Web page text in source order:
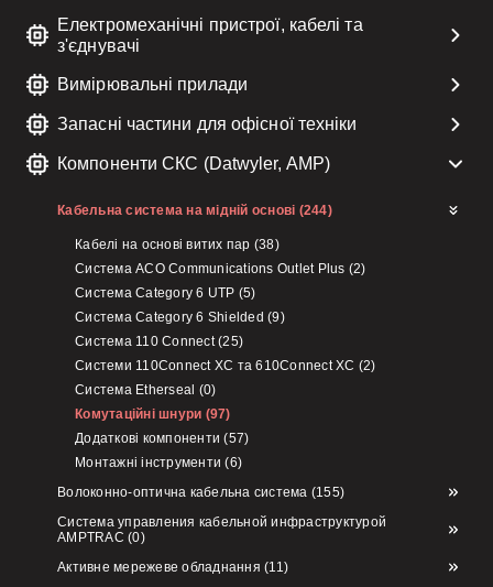
Електромеханічні пристрої, кабелі та
з'єднувачі
Вимірювальні прилади
Запасні частини для офісної техніки
Компоненти СКС (Datwyler, AMP)
Кабельна система на мідній основі (244)
Кабелі на основі витих пар (38)
Система ACO Communications Outlet Plus (2)
Система Category 6 UTP (5)
Система Category 6 Shielded (9)
Система 110 Connect (25)
Системи 110Connect XC та 610Connect XC (2)
Система Etherseal (0)
Комутаційні шнури (97)
Додаткові компоненти (57)
Монтажні інструменти (6)
Волоконно-оптична кабельна система (155)
Система управления кабельной инфраструктурой
AMPTRAC (0)
Активне мережеве обладнання (11)